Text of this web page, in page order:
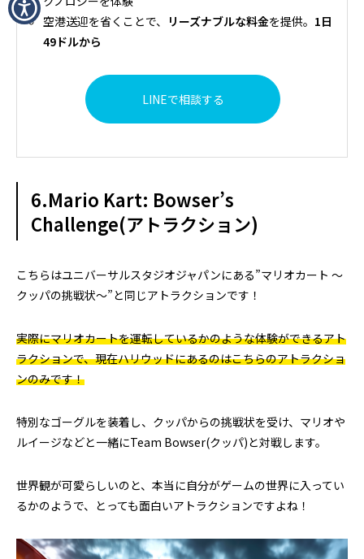
空港送迎を省くことで、 リーズナブルな料金を提供。 1日
49ドルから
LINEで相談する
6.Mario Kart: Bowser’s
Challenge(アトラクション)
こちらはユニバーサルスタジオジャパンにある”マリオカート ～
クッパの挑戦状～”と同じアトラクションです！
実際にマリオカートを運転しているかのような体験ができるアト
ラクションで、現在ハリウッドにあるのはこちらのアトラクショ
ンのみです！
特別なゴーグルを装着し、クッパからの挑戦状を受け、マリオや
ルイージなどと一緒にTeam Bowser(クッパ)と対戦します。
世界観が可愛らしいのと、本当に自分がゲームの世界に入ってい
るかのようで、とっても面白いアトラクションですよね！